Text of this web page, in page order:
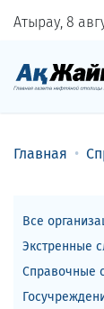
Атырау, 8
Главная
Все
Экстренные
Справочные